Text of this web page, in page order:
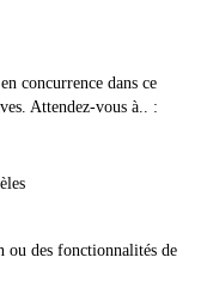
concurrence dans ce
Attendez-vous à.. :
ou des fonctionnalités de